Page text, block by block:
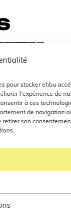
pour stocker et/ou
l’expérience de
à ces
de navigation
retirer son